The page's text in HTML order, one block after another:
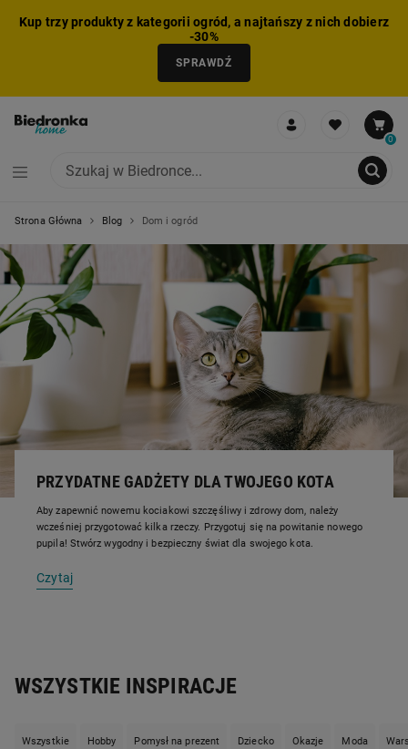
Kup trzy produkty z kategorii ogród, a najtańszy z nich dobierz
-30%
SPRAWDŹ
0
Strona Główna Blog Dom i ogród
PRZYDATNE GADŻETY DLA TWOJEGO KOTA
Aby zapewnić nowemu kociakowi szczęśliwy i zdrowy dom, należy
wcześniej przygotować kilka rzeczy. Przygotuj się na powitanie nowego
pupila! Stwórz wygodny i bezpieczny świat dla swojego kota.
Czytaj
WSZYSTKIE INSPIRACJE
Wszystkie Hobby Pomysł na prezent Dziecko Okazje Moda